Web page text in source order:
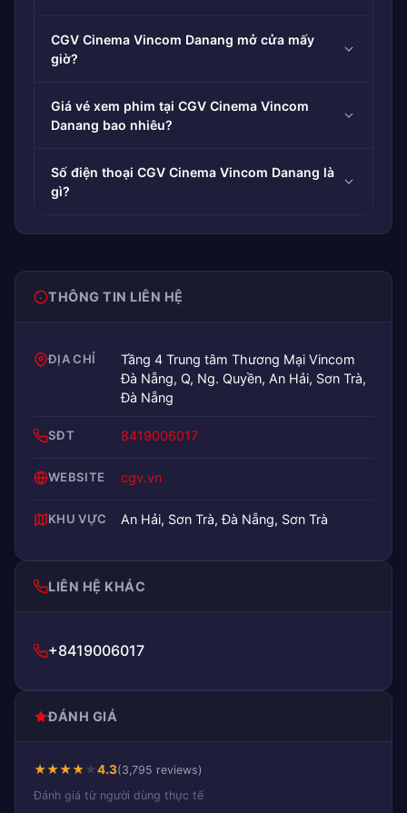
CGV Cinema Vincom Danang mở cửa mấy
giờ?
Giá vé xem phim tại CGV Cinema Vincom
Danang bao nhiêu?
Số điện thoại CGV Cinema Vincom Danang là
gì?
THÔNG TIN LIÊN HỆ
ĐỊA CHỈ
Tầng 4 Trung tâm Thương Mại Vincom
Đà Nẵng, Q, Ng. Quyền, An Hải, Sơn Trà,
Đà Nẵng
SĐT 8419006017
WEBSITE cgv.vn
KHU VỰC An Hải, Sơn Trà, Đà Nẵng, Sơn Trà
LIÊN HỆ KHÁC
+8419006017
ĐÁNH GIÁ
★★★★★4.3(3,795 reviews)
Đánh giá từ người dùng thực tế